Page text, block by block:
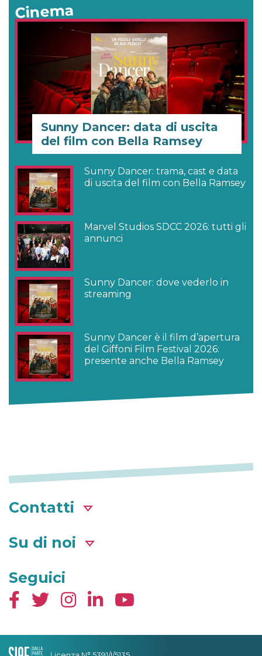
Cinema
Sunny Dancer: data di uscita
del film con Bella Ramsey
Sunny Dancer: trama, cast e data
di uscita del film con Bella Ramsey
Marvel Studios SDCC 2026: tutti gli
annunci
Sunny Dancer: dove vederlo in
streaming
Sunny Dancer è il film d’apertura
del Giffoni Film Festival 2026:
presente anche Bella Ramsey
Contatti
Su di noi
Seguici